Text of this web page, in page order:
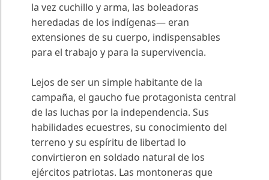
la vez cuchillo y arma, las boleadoras
heredadas de los indígenas— eran
extensiones de su cuerpo, indispensables
para el trabajo y para la supervivencia.
Lejos de ser un simple habitante de la
campaña, el gaucho fue protagonista central
de las luchas por la independencia. Sus
habilidades ecuestres, su conocimiento del
terreno y su espíritu de libertad lo
convirtieron en soldado natural de los
ejércitos patriotas. Las montoneras que